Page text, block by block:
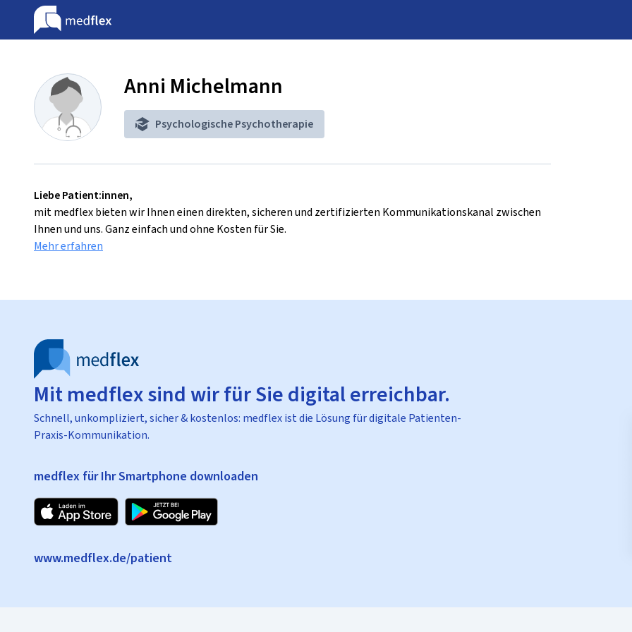
Anni Michelmann
Psychologische Psychotherapie
Liebe Patient:innen,
mit medflex bieten wir Ihnen einen direkten, sicheren und zertifizierten Kommunikationskanal zwischen
Ihnen und uns. Ganz einfach und ohne Kosten für Sie.
Mehr erfahren
Mit medflex sind wir für Sie digital erreichbar.
Schnell, unkompliziert, sicher & kostenlos: medflex ist die Lösung für digitale Patienten-
Praxis-Kommunikation.
medflex für Ihr Smartphone downloaden
www.medflex.de/patient